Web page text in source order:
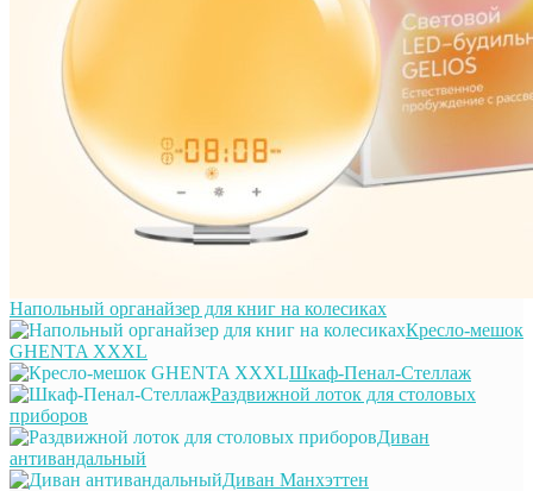
Напольный органайзер для книг на колесиках
Кресло-мешок
GHENTA XXXL
Шкаф-Пенал-Стеллаж
Раздвижной лоток для столовых
приборов
Диван
антивандальный
Диван Манхэттен